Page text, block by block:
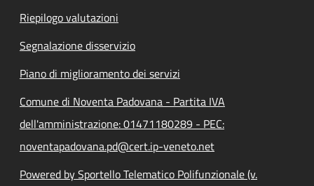
Riepilogo valutazioni
Segnalazione disservizio
Piano di miglioramento dei servizi
Comune di Noventa Padovana - Partita IVA
dell'amministrazione: 01471180289 - PEC:
noventapadovana.pd@cert.ip-veneto.net
Powered by Sportello Telematico Polifunzionale (v.